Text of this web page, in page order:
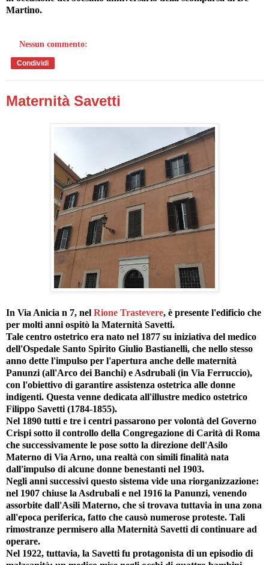
Martino.
Nessun commento:
Condividi
Maternità Savetti
In Via Anicia n 7, nel Rione Trastevere, è presente l'edificio che
per molti anni ospitò la Maternità Savetti.
Tale centro ostetrico era nato nel 1877 su iniziativa del medico
dell'Ospedale Santo Spirito Giulio Bastianelli, che nello stesso
anno dette l'impulso per l'apertura anche delle maternità
Panunzi (all'Arco dei Banchi) e Asdrubali (in Via Ferruccio),
con l'obiettivo di garantire assistenza ostetrica alle donne
indigenti. Questa venne dedicata all'illustre medico ostetrico
Filippo Savetti (1784-1855).
Nel 1890 tutti e tre i centri passarono per volontà del Governo
Crispi sotto il controllo della Congregazione di Carità di Roma
che successivamente le pose sotto la direzione dell'Asilo
Materno di Via Arno, una realtà con simili finalità nata
dall'impulso di alcune donne benestanti nel 1903.
Negli anni successivi questo sistema vide una riorganizzazione:
nel 1907 chiuse la Asdrubali e nel 1916 la Panunzi, venendo
assorbite dall'Asili Materno, che si trovava tuttavia in una zona
all'epoca periferica, fatto che causò numerose proteste. Tali
rimostranze permisero alla Maternità Savetti di continuare ad
operare.
Nel 1922, tuttavia, la Savetti fu protagonista di un episodio di